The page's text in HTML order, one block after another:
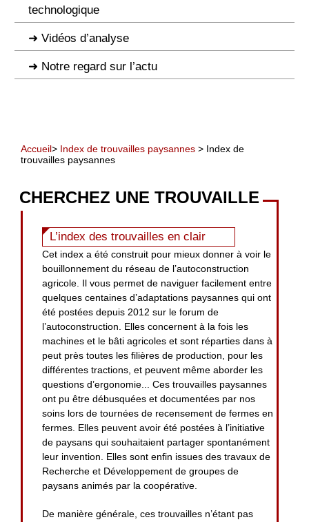
technologique
Vidéos d’analyse
Notre regard sur l’actu
Accueil> Index de trouvailles paysannes > Index de
trouvailles paysannes
CHERCHEZ UNE TROUVAILLE
L’index des trouvailles en clair
Cet index a été construit pour mieux donner à voir le
bouillonnement du réseau de l’autoconstruction
agricole. Il vous permet de naviguer facilement entre
quelques centaines d’adaptations paysannes qui ont
été postées depuis 2012 sur le forum de
l’autoconstruction. Elles concernent à la fois les
machines et le bâti agricoles et sont réparties dans à
peut près toutes les filières de production, pour les
différentes tractions, et peuvent même aborder les
questions d’ergonomie... Ces trouvailles paysannes
ont pu être débusquées et documentées par nos
soins lors de tournées de recensement de fermes en
fermes. Elles peuvent avoir été postées à l’initiative
de paysans qui souhaitaient partager spontanément
leur invention. Elles sont enfin issues des travaux de
Recherche et Développement de groupes de
paysans animés par la coopérative.
De manière générale, ces trouvailles n’étant pas